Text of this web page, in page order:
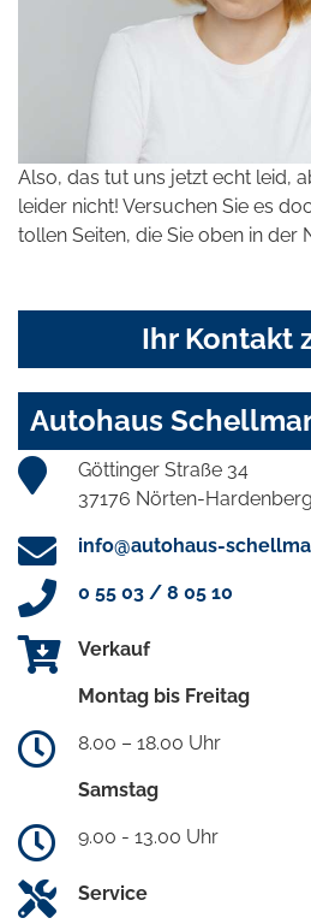
Also, das tut uns jetzt echt leid,
leider nicht! Versuchen Sie es
tollen Seiten, die Sie oben in der
Ihr Kontakt
Autohaus
Göttinger Straße 34
37176 Nörten-Hardenberg
info@autohaus-
0 55 03 / 8 05 10
Verkauf
Montag bis Freitag
8.00 – 18.00 Uhr
Samstag
9.00 - 13.00 Uhr
Service